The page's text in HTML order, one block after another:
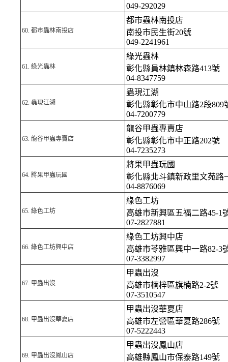
049-292029
60. 都市蟲林南投店
都市蟲林南投店
南投市民生街20號
049-2241961
61. 綠光蟲林
綠光蟲林
彰化縣員林鎮林森路413號
04-8347759
62. 蟲現江湖
蟲現江湖
彰化縣彰化市中山路2段809
04-7200779
63. 龍谷甲蟲專賣店
龍谷甲蟲專賣店
彰化縣彰化市中正路202號
04-7235273
64. 將果甲蟲玩國
將果甲蟲玩國
彰化縣北斗鎮新政里文苑路
04-8876069
65. 綠色工坊
綠色工坊
高雄市新興區五福二路45-1
07-2827881
66. 綠色工坊興中店
綠色工坊興中店
高雄市苓雅區興中一路82-3
07-3382997
67. 甲蟲出沒
甲蟲出沒
高雄市楠梓區旗楠路2-2號
07-3510547
68. 甲蟲出沒華夏店
甲蟲出沒華夏店
高雄市左營區華夏路286號
07-5222443
69. 甲蟲出沒鳳山店
甲蟲出沒鳳山店
高雄縣鳳山市保泰路149號